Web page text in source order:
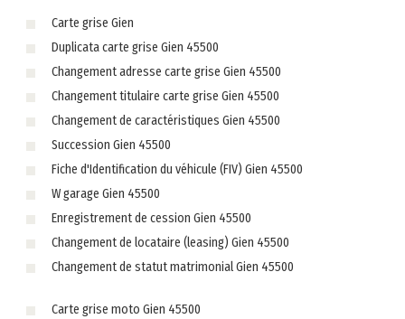
Carte grise Gien
Duplicata carte grise Gien 45500
Changement adresse carte grise Gien 45500
Changement titulaire carte grise Gien 45500
Changement de caractéristiques Gien 45500
Succession Gien 45500
Fiche d'Identification du véhicule (FIV) Gien 45500
W garage Gien 45500
Enregistrement de cession Gien 45500
Changement de locataire (leasing) Gien 45500
Changement de statut matrimonial Gien 45500
Carte grise moto Gien 45500